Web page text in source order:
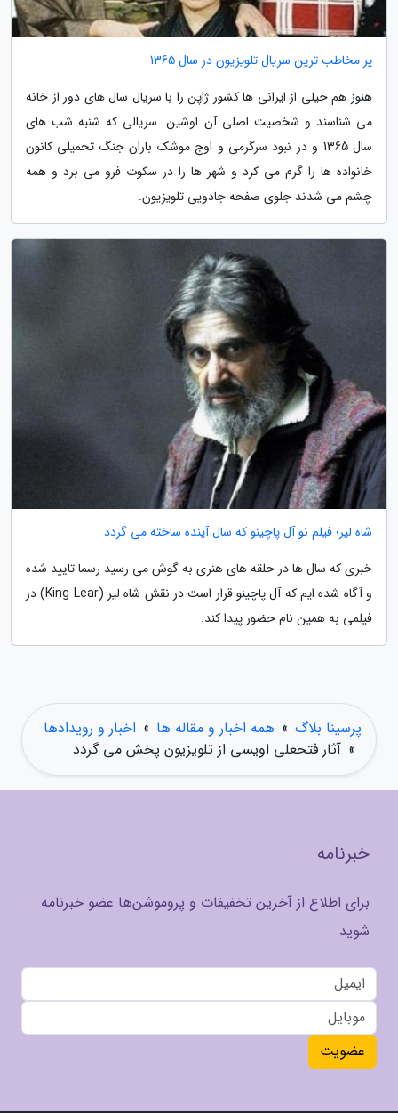
پر مخاطب ترین سریال تلویزیون در سال 1365
هنوز هم خیلی از ایرانی ها کشور ژاپن را با سریال سال های دور از خانه
می شناسند و شخصیت اصلی آن اوشین. سریالی که شنبه شب های
سال 1365 و در نبود سرگرمی و اوج موشک باران جنگ تحمیلی کانون
خانواده ها را گرم می کرد و شهر ها را در سکوت فرو می برد و همه
چشم می شدند جلوی صفحه جادویی تلویزیون.
شاه لیر؛ فیلم نو آل پاچینو که سال آینده ساخته می گردد
خبری که سال ها در حلقه های هنری به گوش می رسید رسما تایید شده
و آگاه شده ایم که آل پاچینو قرار است در نقش شاه لیر (King Lear) در
فیلمی به همین نام حضور پیدا کند.
پرسینا بلاگ » همه اخبار و مقاله ها » اخبار و رویدادها
» آثار فتحعلی اویسی از تلویزیون پخش می گردد
خبرنامه
برای اطلاع از آخرین تخفیفات و پروموشن‌ها عضو خبرنامه
شوید
عضویت